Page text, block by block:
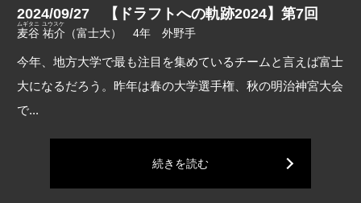
2024/09/27 【ドラフトへの軌跡2024】第7回
麦谷 祐介
ムギタニ ユウスケ
（富士大） 4年 外野手
今年、地方大学で最も注目を集めているチームと言えば富士
大になるだろう。昨年は春の大学選手権、秋の明治神宮大会
で...
続きを読む